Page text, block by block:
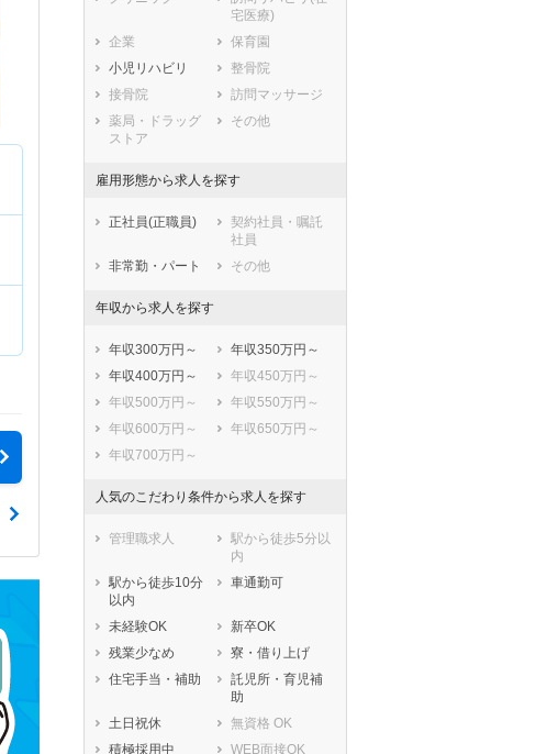
掛川市
藤枝市
御殿場市
袋井市
下田市
裾野市
湖西市
伊豆市
御前崎市
牧之原市
賀茂郡東伊豆町
賀茂郡松崎町
賀茂郡西伊豆町
田方郡函南町
駿東郡清水町
榛原郡吉田町
宅医療)
企業
保育園
小児リハビリ
整骨院
接骨院
訪問マッサージ
薬局・ドラッグ
ストア
その他
雇用形態から求人を探す
正社員(正職員)
契約社員・嘱託
社員
非常勤・パート
その他
年収から求人を探す
年収300万円～
年収350万円～
年収400万円～
年収450万円～
年収500万円～
年収550万円～
年収600万円～
年収650万円～
年収700万円～
人気のこだわり条件から求人を探す
管理職求人
駅から徒歩5分以
内
駅から徒歩10分
以内
車通勤可
未経験OK
新卒OK
残業少なめ
寮・借り上げ
住宅手当・補助
託児所・育児補
助
土日祝休
無資格 OK
積極採用中
WEB面接OK